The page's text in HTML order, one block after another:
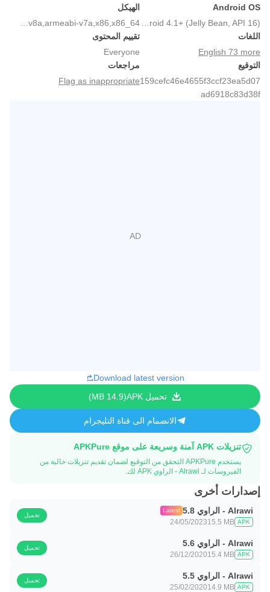
Android OS
الهيكل
اللغات
English 73 more
تقييم المحتوى
Everyone
التوقيع
159cefc46e4655f3ccf23ea5d07
ad6918c83d38f
مراجعات
Flag as inappropriate
Download latest version
تحميل APK
14.9 MB
الانضمام الى قناة التليجرام
تنزيلات APK آمنة وسريعة على موقع APKPure
يستخدم APKPure التحقق من التوقيع لضمان تقديم تنزيلات خالية من
الفيروسات لـ Alrawi - الراوي APK لك.
إصدارات أخرى
Alrawi - الراوي 5.8
Latest
APK
15.5 MB
24/05/2023
تحميل
Alrawi - الراوي 5.6
APK
15.4 MB
26/12/2020
تحميل
Alrawi - الراوي 5.5
APK
14.9 MB
25/02/2020
تحميل